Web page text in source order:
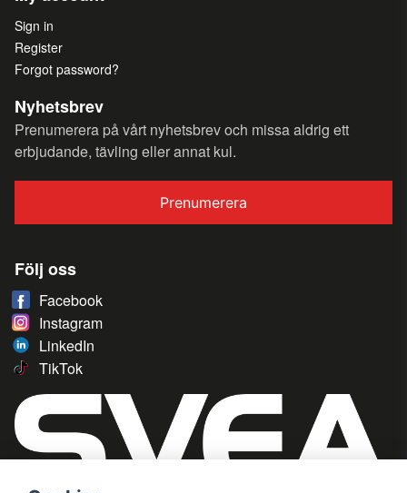
Sign in
Register
Forgot password?
Nyhetsbrev
Prenumerera på vårt nyhetsbrev och missa aldrig ett
erbjudande, tävling eller annat kul.
Prenumerera
Följ oss
Facebook
Instagram
LinkedIn
TikTok